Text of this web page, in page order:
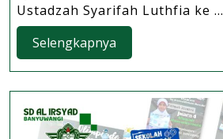
Ustadzah Syarifah Luthfia ke ...
Selengkapnya